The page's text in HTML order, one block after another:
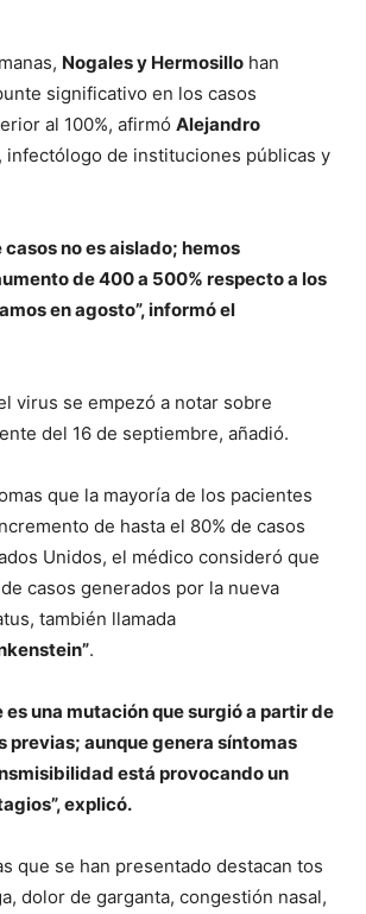
Nogales y Hermosillo han
significativo en los casos
al 100%, afirmó Alejandro
, infectólogo de instituciones públicas y
no es aislado; hemos
de 400 a 500% respecto a los
en agosto”, informó el
virus se empezó a notar sobre
del 16 de septiembre, añadió.
que la mayoría de los pacientes
de hasta el 80% de casos
Unidos, el médico consideró que
casos generados por la nueva
también llamada
.
una mutación que surgió a partir de
previas; aunque genera síntomas
está provocando un
explicó.
que se han presentado destacan tos
dolor de garganta, congestión nasal,